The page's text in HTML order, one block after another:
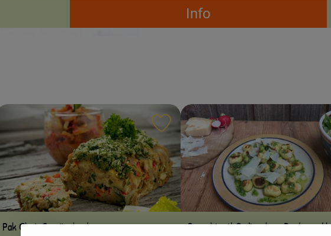
Info
zu Favouriten hinzufügen
Pak Choi-Gemüsebraten
Rezept zu Favouriten hinzufügen
Gnocchi mit Radieschen‐Pesto und